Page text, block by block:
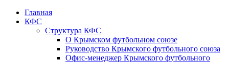
Главная
КФС
Структура КФС
О Крымском футбольном союзе
Руководство Крымского футбольного союза
Офис-менеджер Крымского футбольного